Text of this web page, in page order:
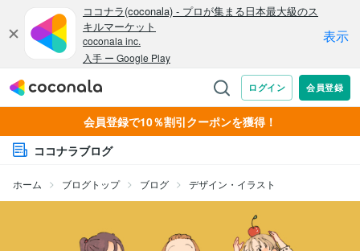
会員登録で10％割引クーポンを獲得！
ココナラブログ
ホーム ブログトップ ブログ デザイン・イラスト